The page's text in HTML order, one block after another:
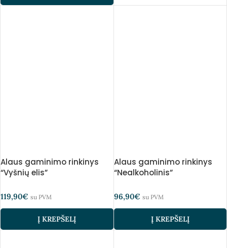
Alaus gaminimo rinkinys
“Vyšnių elis”
119,90€ su PVM
Į KREPŠELĮ
Alaus gaminimo rinkinys
“Nealkoholinis”
96,90€ su PVM
Į KREPŠELĮ